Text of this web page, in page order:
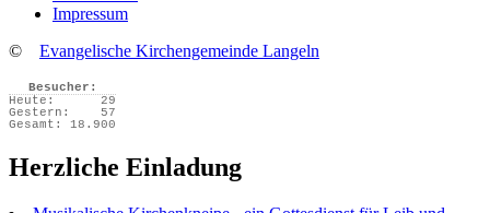
Impressum
© Evangelische Kirchengemeinde Langeln
Besucher:
Heute:
29
Gestern:
57
Gesamt:
18.900
Herzliche Einladung